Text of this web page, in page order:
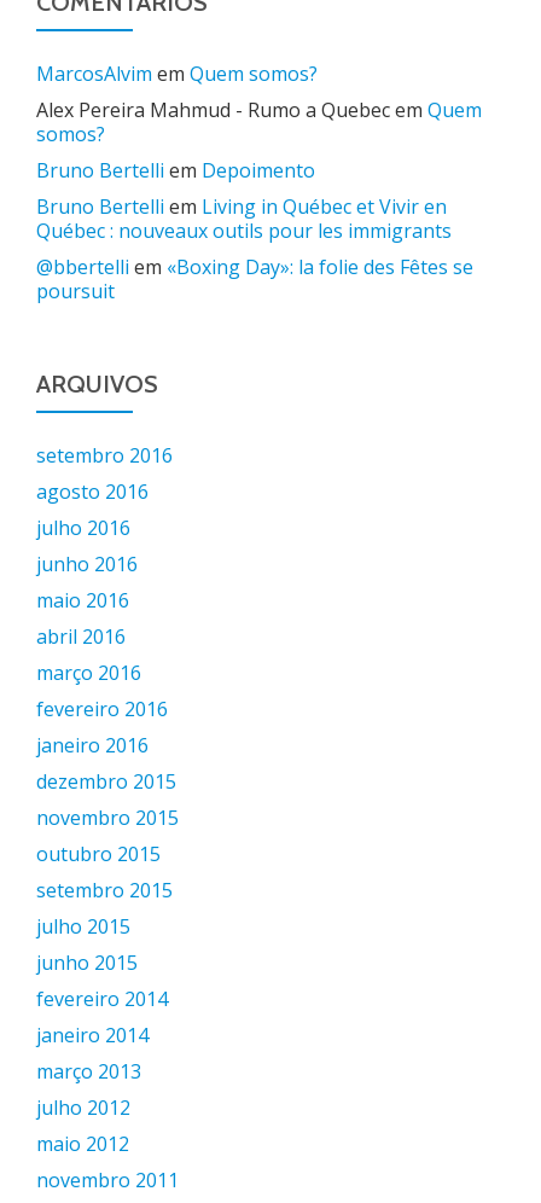
MarcosAlvim em Quem somos?
Alex Pereira Mahmud - Rumo a Quebecem Quem
somos?
Bruno Bertelli em Depoimento
Bruno Bertelli em Living in Québec et Vivir en
Québec : nouveaux outils pour les immigrants
@bbertelli em «Boxing Day»: la folie des Fêtes se
poursuit
ARQUIVOS
setembro 2016
agosto 2016
julho 2016
junho 2016
maio 2016
abril 2016
março 2016
fevereiro 2016
janeiro 2016
dezembro 2015
novembro 2015
outubro 2015
setembro 2015
julho 2015
junho 2015
fevereiro 2014
janeiro 2014
março 2013
julho 2012
maio 2012
novembro 2011